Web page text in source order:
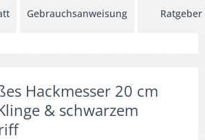
Gebrauchsanweisung Ratgeber
Hackmesser 20 cm
& schwarzem